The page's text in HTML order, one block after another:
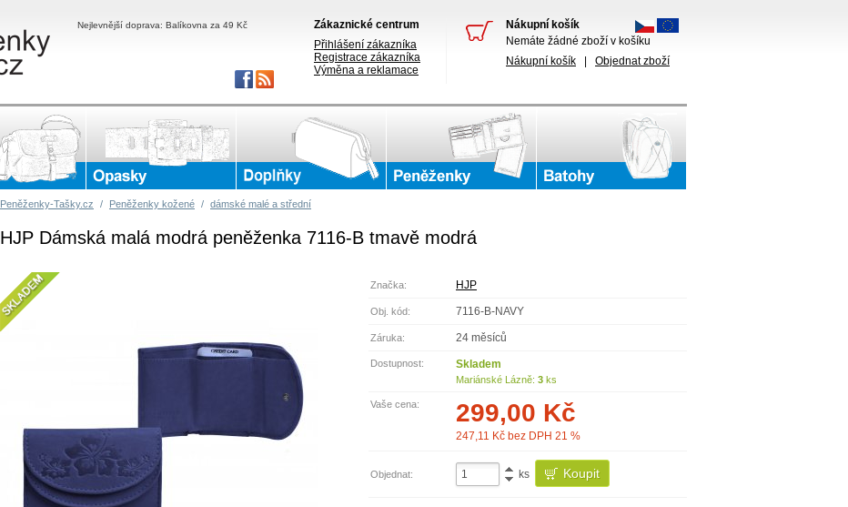
Nejlevnější doprava: Balíkovna za 49 Kč
Zákaznické centrum
Přihlášení zákazníka
Registrace zákazníka
Výměna a reklamace
Nákupní košík
Nemáte žádné zboží v košíku
Nákupní košík
Objednat zboží
Peněženky-Tašky.cz / Peněženky kožené / dámské malé a střední
HJP Dámská malá modrá peněženka 7116-B tmavě modrá
Značka: HJP
Obj. kód: 7116-B-NAVY
Záruka: 24 měsíců
Dostupnost: Skladem
Mariánské Lázně: 3 ks
Vaše cena: 299,00 Kč
247,11 Kč bez DPH 21 %
Objednat: ks